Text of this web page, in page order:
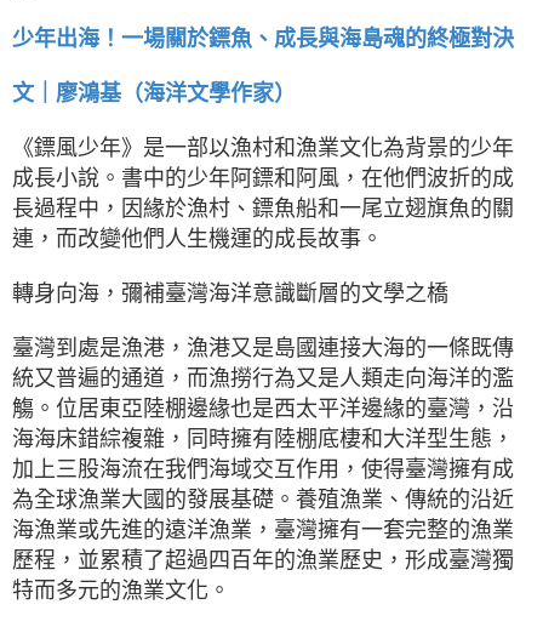
少年出海！一場關於鏢魚、成長與海島魂的終極對決
文｜廖鴻基（海洋文學作家）
《鏢風少年》是一部以漁村和漁業文化為背景的少年
成長小說。書中的少年阿鏢和阿風，在他們波折的成
長過程中，因緣於漁村、鏢魚船和一尾立翅旗魚的關
連，而改變他們人生機運的成長故事。
轉身向海，彌補臺灣海洋意識斷層的文學之橋
臺灣到處是漁港，漁港又是島國連接大海的一條既傳
統又普遍的通道，而漁撈行為又是人類走向海洋的濫
觴。位居東亞陸棚邊緣也是西太平洋邊緣的臺灣，沿
海海床錯綜複雜，同時擁有陸棚底棲和大洋型生態，
加上三股海流在我們海域交互作用，使得臺灣擁有成
為全球漁業大國的發展基礎。養殖漁業、傳統的沿近
海漁業或先進的遠洋漁業，臺灣擁有一套完整的漁業
歷程，並累積了超過四百年的漁業歷史，形成臺灣獨
特而多元的漁業文化。